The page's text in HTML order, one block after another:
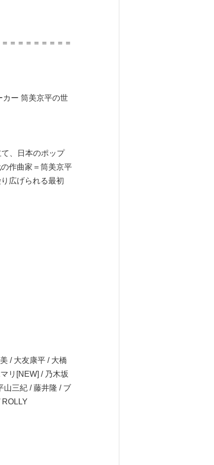
＝＝＝＝＝＝＝＝
ー 筒美京平の世
、日本のポップ
作曲家＝筒美京平
広げられる最初
/ 大友康平 / 大橋
リ[NEW] / 乃木坂
山三紀 / 藤井隆 / ブ